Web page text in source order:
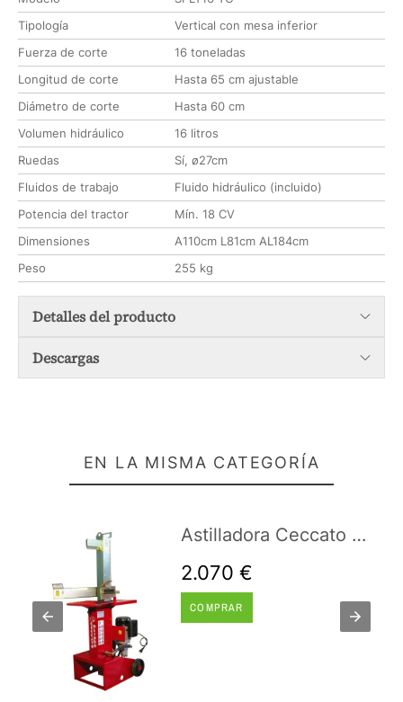
Tipología
Vertical con mesa inferior
Fuerza de corte
16 toneladas
Longitud de corte
Hasta 65 cm ajustable
Diámetro de corte
Hasta 60 cm
Volumen hidráulico
16 litros
Ruedas
Sí, ø27cm
Fluidos de trabajo
Fluido hidráulico (incluido)
Potencia del tractor
Mín. 18 CV
Dimensiones
A110cm L81cm AL184cm
Peso
255 kg
Detalles del producto
Descargas
EN LA MISMA CATEGORÍA
Astilladora Ceccato Olindo SPLE10
2.070 €
COMPRAR